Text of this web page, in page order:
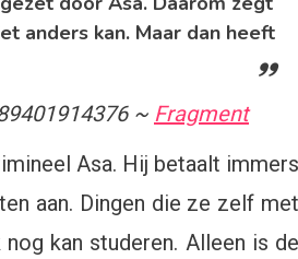
anders kan. Maar dan heeft
~ Fragment
Asa. Hij betaalt immers
aan. Dingen die ze zelf met
kan studeren. Alleen is de